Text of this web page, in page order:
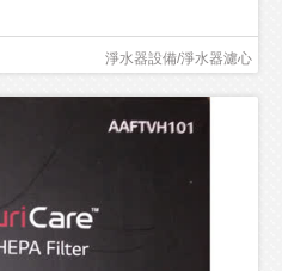
淨水器設備/淨水器濾心